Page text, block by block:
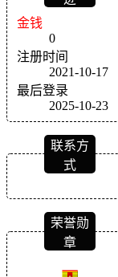
金钱
0
注册时间
2021-10-17
最后登录
2025-10-23
联系方
式
荣誉勋
章